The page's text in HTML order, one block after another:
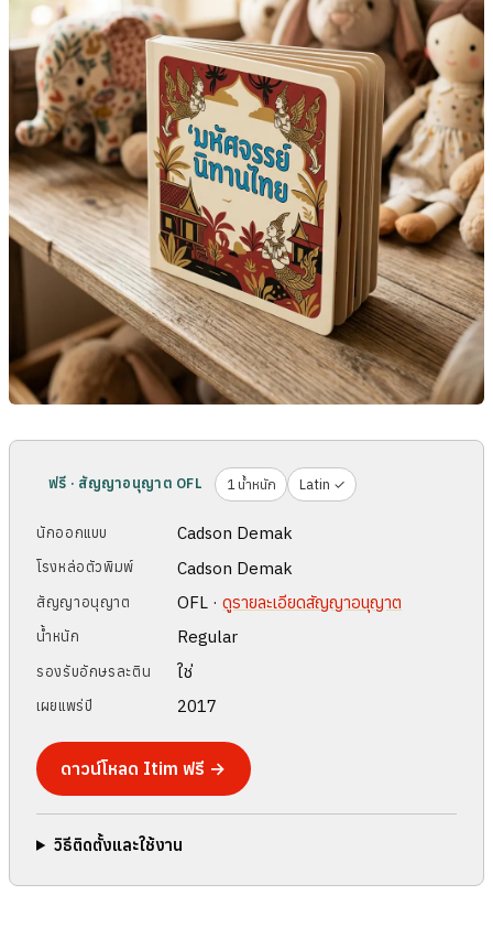
ฟรี · สัญญาอนุญาต OFL 1 น้ำหนัก Latin ✓
นักออกแบบ Cadson Demak
โรงหล่อตัวพิมพ์ Cadson Demak
สัญญาอนุญาต OFL ·ดูรายละเอียดสัญญาอนุญาต
น้ำหนัก Regular
รองรับอักษรละติน ใช่
เผยแพร่ปี 2017
ดาวน์โหลด Itim ฟรี →
วิธีติดตั้งและใช้งาน